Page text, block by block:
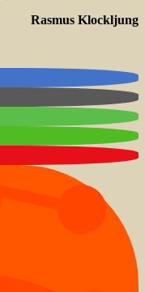
Rasmus Klockljung